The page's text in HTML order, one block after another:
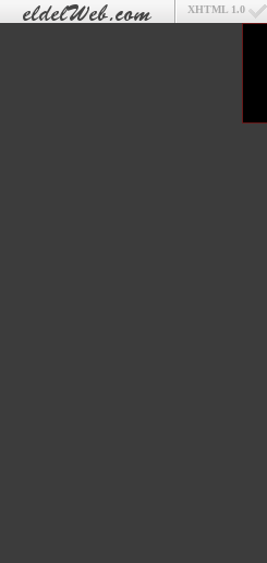
XHTML 1.0